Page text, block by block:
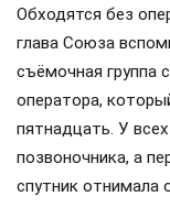
Обходятся без
глава Союза
съёмочная группа
оператора,
пятнадцать. У
позвоночника, а
спутник отнимала